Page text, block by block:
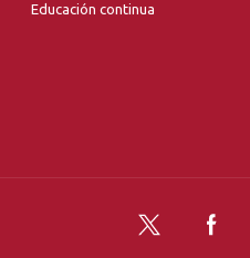
Educación continua
Twitter